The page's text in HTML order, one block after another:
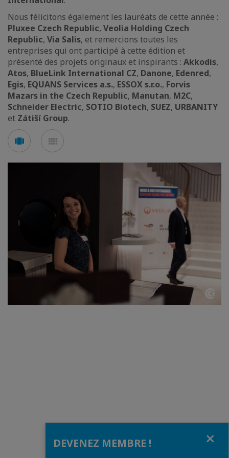
Nous félicitons également les lauréats de cette année :
Pluxee Czech Republic, Veolia Holding Czech
Republic, Via Salis, et remercions toutes les
entreprises qui ont participé à cette édition et
présenté des projets originaux et inspirants : Akkodis,
Atos, BlueLink International CZ, Danone, Edenred,
Egis, EQUANS Services a.s., ESSOX s.r.o., Forvis
Mazars in the Czech Republic, Manutan, M2C,
Schneider Electric, SOTIO Biotech, SUEZ, URBANITY
et Zátiší Group.
Voir
en
en
DEVENEZ MEMBRE !